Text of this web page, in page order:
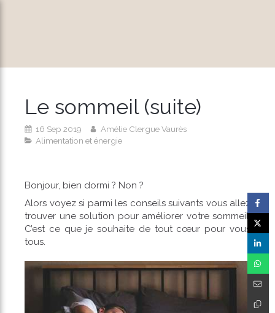
Le sommeil (suite)
16 Sep 2019
Amélie Clergue Vaurès
Alimentation et énergie
Bonjour, bien dormi ? Non ?
Alors voyez si parmi les conseils suivants vous allez
trouver une solution pour améliorer votre sommeil.
C’est ce que je souhaite de tout cœur pour vous
tous.